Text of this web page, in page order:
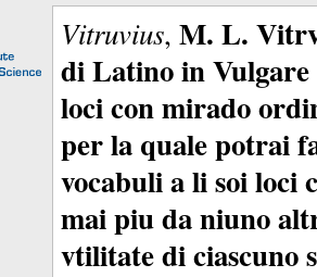
Vitruvius, M. L.
di Latino in Vulgare
loci con mirado
per la quale potrai
vocabuli a li soi loci
mai piu da niuno
vtilitate di ciascuno